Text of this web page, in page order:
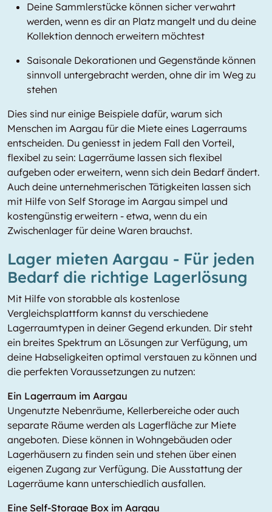
Deine Sammlerstücke können sicher verwahrt
werden, wenn es dir an Platz mangelt und du deine
Kollektion dennoch erweitern möchtest
Saisonale Dekorationen und Gegenstände können
sinnvoll untergebracht werden, ohne dir im Weg zu
stehen
Dies sind nur einige Beispiele dafür, warum sich
Menschen im Aargau für die Miete eines Lagerraums
entscheiden. Du geniesst in jedem Fall den Vorteil,
flexibel zu sein: Lagerräume lassen sich flexibel
aufgeben oder erweitern, wenn sich dein Bedarf ändert.
Auch deine unternehmerischen Tätigkeiten lassen sich
mit Hilfe von Self Storage im Aargau simpel und
kostengünstig erweitern - etwa, wenn du ein
Zwischenlager für deine Waren brauchst.
Lager mieten Aargau - Für jeden
Bedarf die richtige Lagerlösung
Mit Hilfe von storabble als kostenlose
Vergleichsplattform kannst du verschiedene
Lagerraumtypen in deiner Gegend erkunden. Dir steht
ein breites Spektrum an Lösungen zur Verfügung, um
deine Habseligkeiten optimal verstauen zu können und
die perfekten Voraussetzungen zu nutzen:
Ein Lagerraum im Aargau
Ungenutzte Nebenräume, Kellerbereiche oder auch
separate Räume werden als Lagerfläche zur Miete
angeboten. Diese können in Wohngebäuden oder
Lagerhäusern zu finden sein und stehen über einen
eigenen Zugang zur Verfügung. Die Ausstattung der
Lagerräume kann unterschiedlich ausfallen.
Eine Self-Storage Box im Aargau